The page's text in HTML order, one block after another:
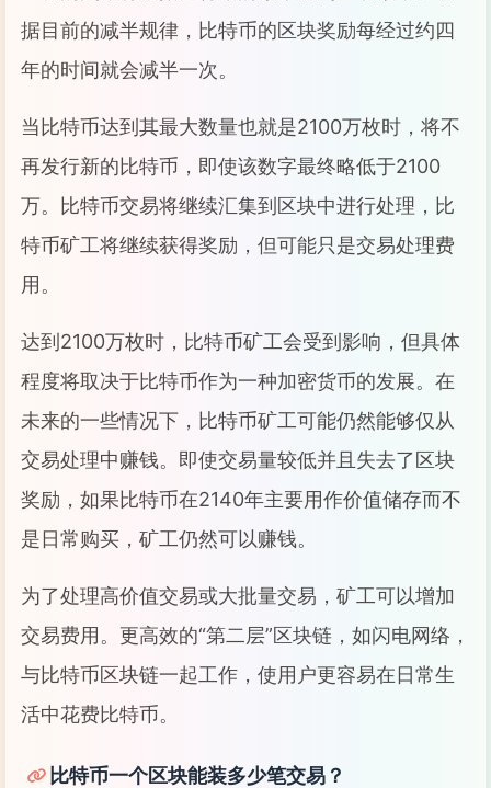
据目前的减半规律，比特币的区块奖励每经过约四
年的时间就会减半一次。
当比特币达到其最大数量也就是2100万枚时，将不
再发行新的比特币，即使该数字最终略低于2100
万。比特币交易将继续汇集到区块中进行处理，比
特币矿工将继续获得奖励，但可能只是交易处理费
用。
达到2100万枚时，比特币矿工会受到影响，但具体
程度将取决于比特币作为一种加密货币的发展。在
未来的一些情况下，比特币矿工可能仍然能够仅从
交易处理中赚钱。即使交易量较低并且失去了区块
奖励，如果比特币在2140年主要用作价值储存而不
是日常购买，矿工仍然可以赚钱。
为了处理高价值交易或大批量交易，矿工可以增加
交易费用。更高效的“第二层”区块链，如闪电网络，
与比特币区块链一起工作，使用户更容易在日常生
活中花费比特币。
比特币一个区块能装多少笔交易？